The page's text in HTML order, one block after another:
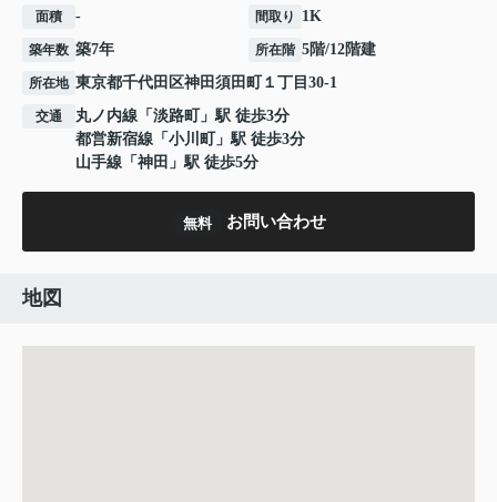
面積 - 間取り 1K
築年数 築7年 所在階 5階/12階建
所在地 東京都千代田区神田須田町 １丁目30-1
交通 丸ノ内線 「 淡路町
」駅 徒歩3分
都営新宿線 「 小川町
」駅 徒歩3分
山手線 「 神田 」駅 徒歩5分
無料 お問い合わせ
地図